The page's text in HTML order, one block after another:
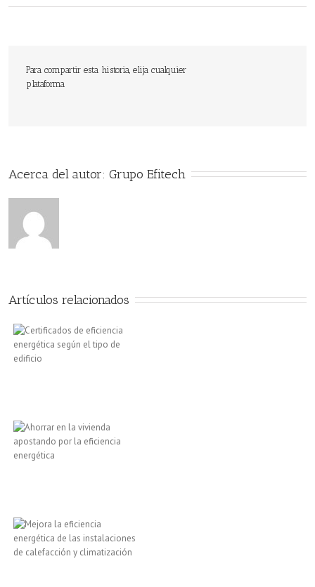
energía
Para compartir esta historia, elija cualquier
plataforma
Acerca del autor: Grupo Efitech
Artículos relacionados